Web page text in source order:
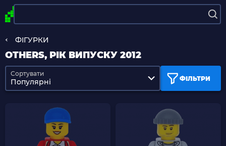
ФІГУРКИ
OTHERS, РІК ВИПУСКУ 2012
ФІЛЬТРИ
Сортувати
Популярні